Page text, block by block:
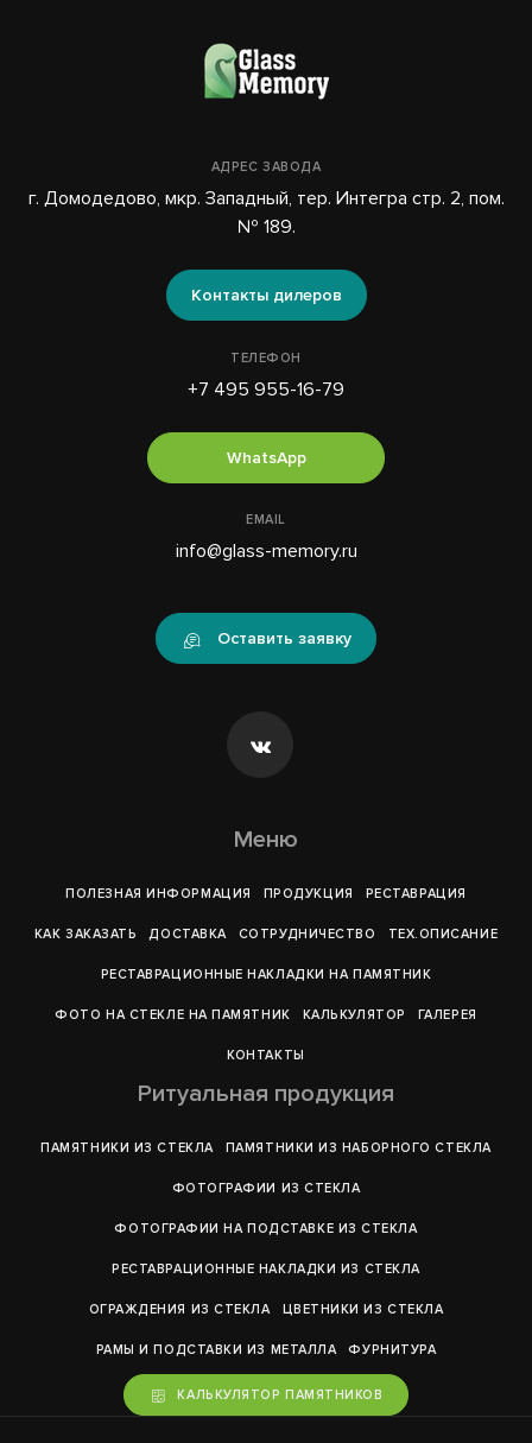
АДРЕС ЗАВОДА
г. Домодедово, мкр. Западный, тер. Интегра стр. 2, пом.
№ 189.
Контакты дилеров
ТЕЛЕФОН
+7 495 955-16-79
WhatsApp
EMAIL
info@glass-memory.ru
Оставить заявку
Меню
ПОЛЕЗНАЯ ИНФОРМАЦИЯ ПРОДУКЦИЯ РЕСТАВРАЦИЯ
КАК ЗАКАЗАТЬ ДОСТАВКА СОТРУДНИЧЕСТВО ТЕХ.ОПИСАНИЕ
РЕСТАВРАЦИОННЫЕ НАКЛАДКИ НА ПАМЯТНИК
ФОТО НА СТЕКЛЕ НА ПАМЯТНИК КАЛЬКУЛЯТОР ГАЛЕРEЯ
КОНТАКТЫ
Ритуальная продукция
ПАМЯТНИКИ ИЗ СТЕКЛА ПАМЯТНИКИ ИЗ НАБОРНОГО СТЕКЛА
ФОТОГРАФИИ ИЗ СТЕКЛА
ФОТОГРАФИИ НА ПОДСТАВКЕ ИЗ СТЕКЛА
РЕСТАВРАЦИОННЫЕ НАКЛАДКИ ИЗ СТЕКЛА
ОГРАЖДЕНИЯ ИЗ СТЕКЛА ЦВЕТНИКИ ИЗ СТЕКЛА
РАМЫ И ПОДСТАВКИ ИЗ МЕТАЛЛА ФУРНИТУРА
КАЛЬКУЛЯТОР ПАМЯТНИКОВ